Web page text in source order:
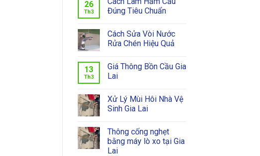
26
Th3
Đúng Tiêu Chuẩn
Cách Sửa Vòi Nước
Rửa Chén Hiệu Quả
13
Th3
Giá Thông Bồn Cầu Gia
Lai
Xử Lý Mùi Hôi Nhà Vệ
Sinh Gia Lai
Thông cống nghẹt
bằng máy lò xo tại Gia
Lai